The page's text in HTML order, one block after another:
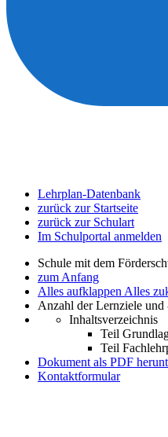
Lehrplan-Datenbank
zurück zur Startseite
zurück zur Schulart
Im Schulportal anmelden
Schule mit dem
zum Anfang
Alles aufklappen Alles
Anzahl der Lernziele und
Inhaltsverzeichnis
Teil
Teil
Dokument als PDF
Kontaktformular